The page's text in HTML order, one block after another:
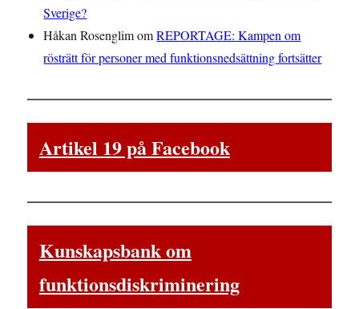
Sverige?
Håkan RosenglimomREPORTAGE: Kampen om
rösträtt för personer med funktionsnedsättning fortsätter
Artikel 19 på Facebook
Kunskapsbank om
funktionsdiskriminering